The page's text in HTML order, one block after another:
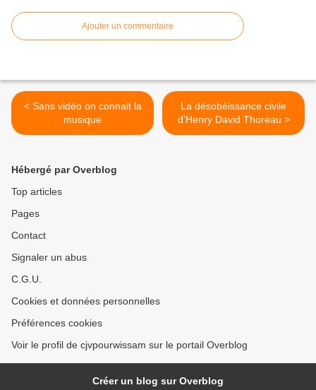
Ajouter un commentaire
< Sans vidéo on connait la
musique
La désobéissance civile
d'Henry David Thoreau >
Hébergé par Overblog
Top articles
Pages
Contact
Signaler un abus
C.G.U.
Cookies et données personnelles
Préférences cookies
Voir le profil de cjvpourwissam sur le portail Overblog
Créer un blog sur Overblog